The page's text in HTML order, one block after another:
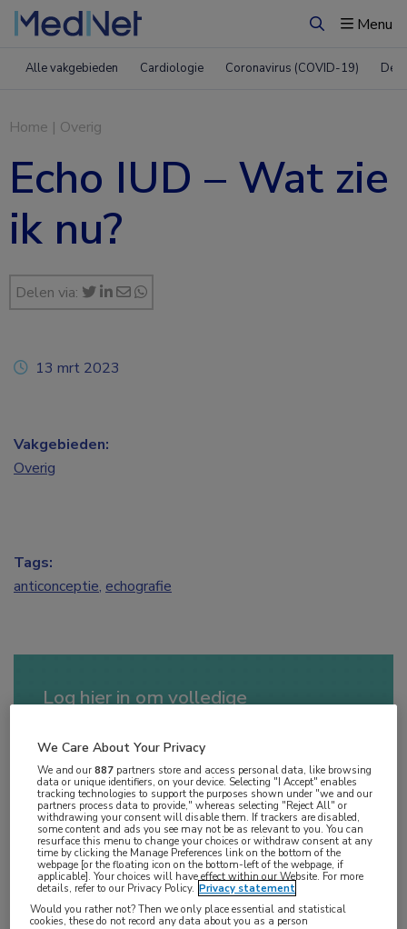
ZoekenMenu
Alle vakgebieden Cardiologie Coronavirus (COVID-19)
Home | Overig
Echo IUD – Wat zie
ik nu?
Delen via:
Log hier in om volledige
Login ofAccount maken
13 mrt 2023
Vakgebieden:
Overig
Tags:
anticonceptie, echografie
We Care About Your Privacy
We and our887 partners store and access personal data, like browsing
data or unique identifiers, on your device. Selecting "I Accept" enables
tracking technologies to support the purposes shown under "we and our
partners process data to provide," whereas selecting "Reject All" or
withdrawing your consent will disable them. If trackers are disabled,
some content and ads you see may not be as relevant to you. You can
resurface this menu to change your choices or withdraw consent at any
time by clicking the Manage Preferences link on the bottom of the
webpage [or the floating icon on the bottom-left of the webpage, if
applicable]. Your choices will have effect within our Website. For more
details, refer to our Privacy Policy. Privacy statement
Would you rather not? Then we only place essential and statistical
cookies, these do not record any data about you as a person